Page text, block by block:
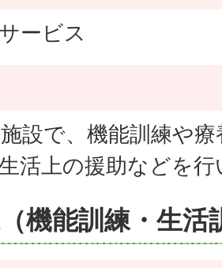
ービス
設で、機能訓練や
活上の援助などを
機能訓練・生活